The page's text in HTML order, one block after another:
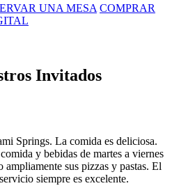
UNA MESA COMPRAR
Invitados
Springs. La comida es deliciosa.
y bebidas de martes a viernes
sus pizzas y pastas. El
siempre es excelente.